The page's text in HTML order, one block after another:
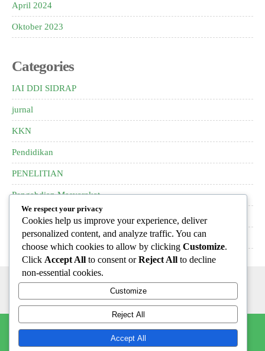
April 2024
Oktober 2023
Categories
IAI DDI SIDRAP
jurnal
KKN
Pendidikan
PENELITIAN
Pengabdian Masyarakat
pkm
PPL
LPPM IAI DDI SIDENRENG RAPPANG
We respect your privacy
Cookies help us improve your experience, deliver
personalized content, and analyze traffic. You can
choose which cookies to allow by clicking Customize.
Click Accept All to consent orReject All to decline
non-essential cookies.
Customize
Reject All
Accept All